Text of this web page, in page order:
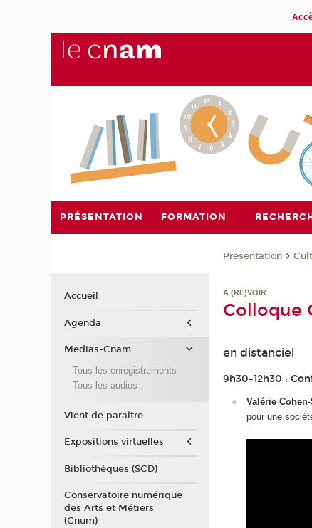
PRÉSENTATION FORMATION
Présentation
A (RE)VOIR
Colloque
en distanciel
9h30-12h30 :
Valérie
pour une
Accueil
Agenda
Medias-Cnam
Tous les enregistrements
Tous les audios
Vient de paraître
Expositions virtuelles
Bibliothèques (SCD)
Conservatoire numérique
des Arts et Métiers
(Cnum)